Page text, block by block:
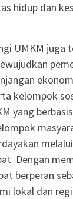
hidup dan
UMKM juga
kelompok
yang
Dengan
berperan
lokal dan